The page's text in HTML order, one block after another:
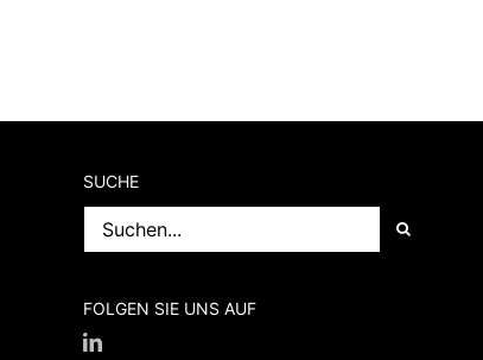
SUCHE
nach:
FOLGEN SIE UNS AUF